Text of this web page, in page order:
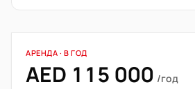
АРЕНДА · В ГОД
AED 115 000 /год